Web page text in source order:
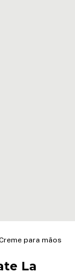
para mãos
La